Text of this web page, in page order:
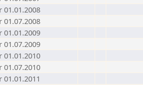
01.01.2008
01.07.2008
01.01.2009
01.07.2009
01.01.2010
01.07.2010
01.01.2011